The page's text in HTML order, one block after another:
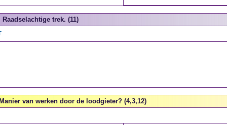
Raadselachtige trek. (11)
van werken door de loodgieter? (4,3,12)